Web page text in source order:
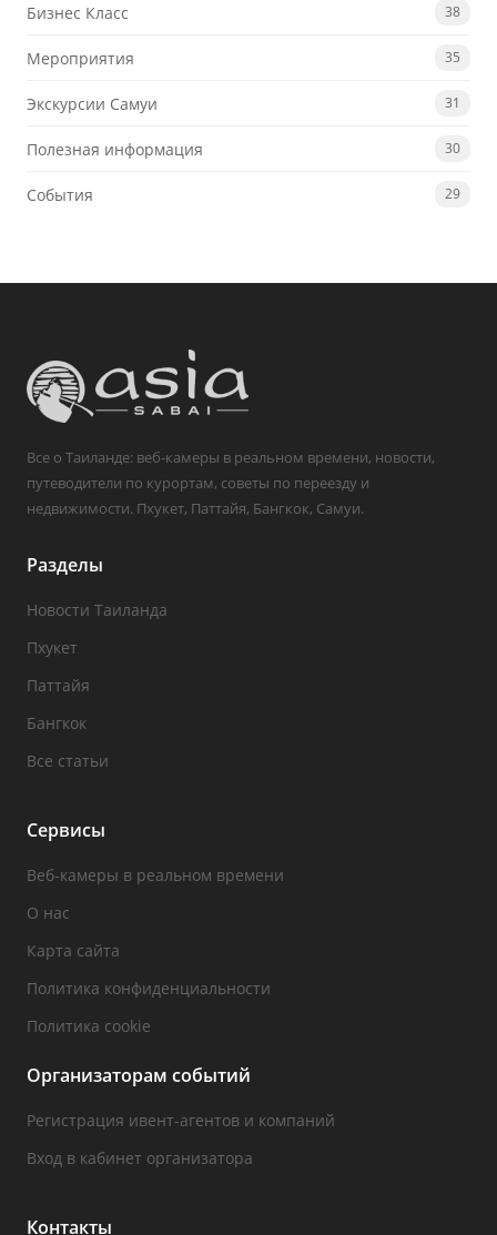
Бизнес Класс 38
Мероприятия 35
Экскурсии Самуи 31
Полезная информация 30
События 29
Все о Таиланде: веб-камеры в реальном времени, новости,
путеводители по курортам, советы по переезду и
недвижимости. Пхукет, Паттайя, Бангкок, Самуи.
Разделы
Новости Таиланда
Пхукет
Паттайя
Бангкок
Все статьи
Сервисы
Веб-камеры в реальном времени
О нас
Карта сайта
Политика конфиденциальности
Политика cookie
Организаторам событий
Регистрация ивент-агентов и компаний
Вход в кабинет организатора
Контакты